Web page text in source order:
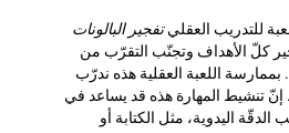
للتدريب العقليتفجير البالونات
كلّ الأهداف وتجنّب التقرّب من
بممارسة اللعبة العقلية هذه ندرّب
إنّ تنشيط المهارة هذه قد يساعد في
اليدوية، مثل الكتابة أو